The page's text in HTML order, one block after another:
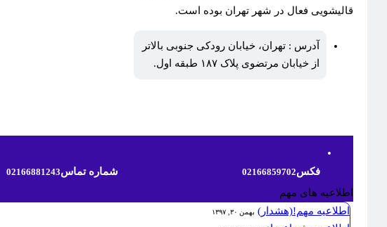
قالیشویی فعال در شهر تهران بوده است.
آدرس : تهران، خیابان رودکی جنوبی بالاتر
از خیابان مرتضوی پلاک ۱۸۷ طبقه اول.
شماره تماس02166881243 فکس02166859702
اطلاعیه های مهم
اطلاعیه مهم!(هشدار) بهمن ۳۰, ۱۳۹۷